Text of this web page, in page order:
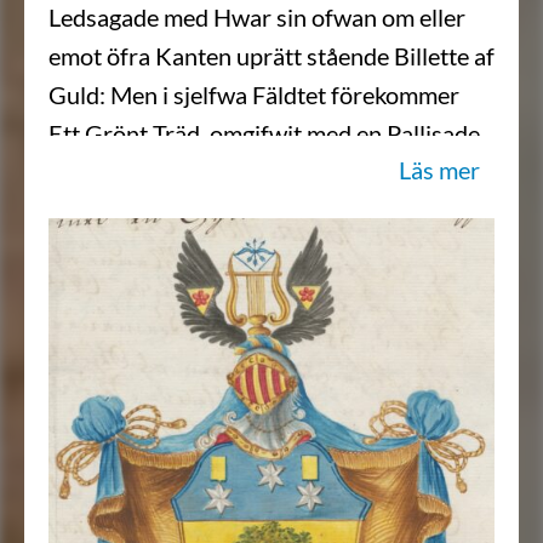
Ledsagade med Hwar sin ofwan om eller
emot öfra Kanten uprätt stående Billette af
Guld: Men i sjelfwa Fäldtet förekommer
Ett Grönt Träd, omgifwit med en Pallisade
af Sex Röda och åfwantill sammanbundne
Paler. Åfwanpå den öpne Tornere Hjelmen
är emellan Twenne Utslagne Swarta
Wingar upstäld en Apollinis Lyra af Guld,
Zirad åfwantill med en Upspänd Blå
Flitzbåge och derpå Korszwis Lagde
Trenne Pilar af samma Färg; Hwardera
Wingen är belagd med en Gyllende
TreKant, spitsen nerwänd, Hwilcken åter är
öfwerlagd med en Röd Fembladig Roos.
Läs mer